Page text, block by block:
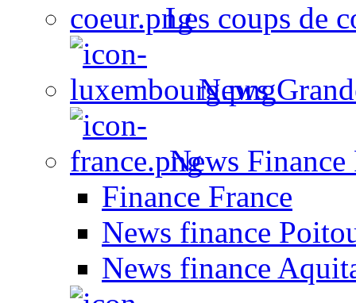
Les coups de
News
News Finance
Finance France
News finance
News finance